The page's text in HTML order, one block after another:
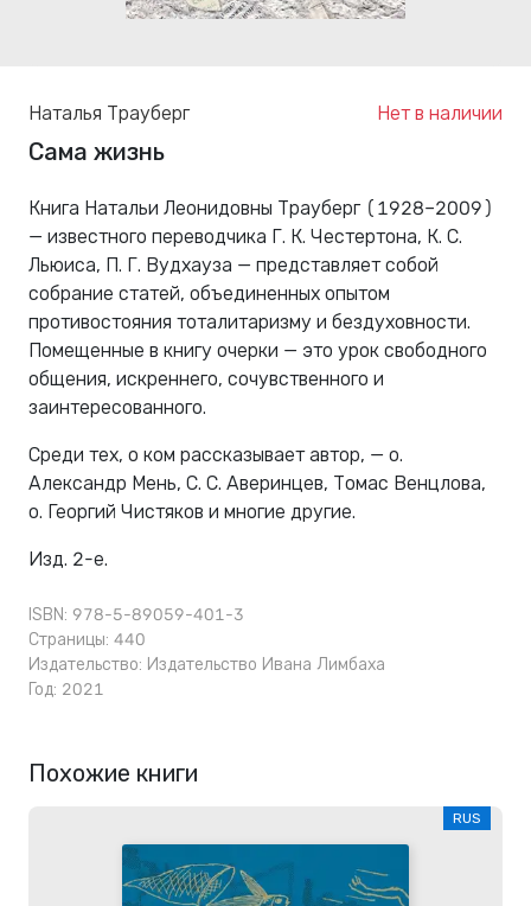
Наталья Трауберг Нет в наличии
Сама жизнь
Книга Натальи Леонидовны Трауберг (1928–2009)
— известного переводчика Г. К. Честертона, К. С.
Льюиса, П. Г. Вудхауза — представляет собой
собрание статей, объединенных опытом
противостояния тоталитаризму и бездуховности.
Помещенные в книгу очерки — это урок свободного
общения, искреннего, сочувственного и
заинтересованного.
Среди тех, о ком рассказывает автор, — о.
Александр Мень, С. С. Аверинцев, Томас Венцлова,
о. Георгий Чистяков и многие другие.
Изд. 2-е.
ISBN: 978-5-89059-401-3
Страницы: 440
Издательство: Издательство Ивана Лимбаха
Год: 2021
Похожие книги
RUS